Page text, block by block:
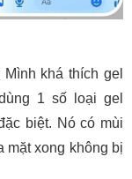
Mình khá thích gel
1 số loại gel
biệt. Nó có mùi
mặt xong không bị